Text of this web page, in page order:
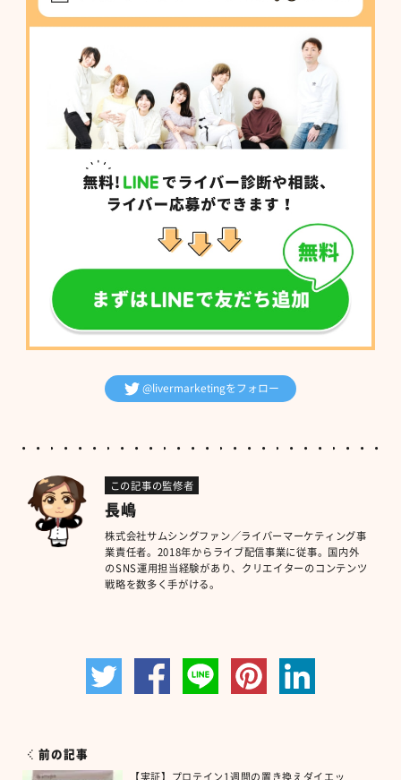
@livermarketingをフォロー
この記事の監修者
長嶋
株式会社サムシングファン／ライバーマーケティング事
業責任者。2018年からライブ配信事業に従事。国内外
のSNS運用担当経験があり、クリエイターのコンテンツ
戦略を数多く手がける。
前の記事
【実証】プロテイン1週間の置き換えダイエッ